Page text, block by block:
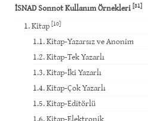
İSNAD Sonnot Kullanım Örnekleri [81]
1. Kitap [10]
1.1. Kitap-Yazarsız ve Anonim
1.2. Kitap-Tek Yazarlı
1.3. Kitap-İki Yazarlı
1.4. Kitap-Çok Yazarlı
1.5. Kitap-Editörlü
1.6. Kitap-Elektronik